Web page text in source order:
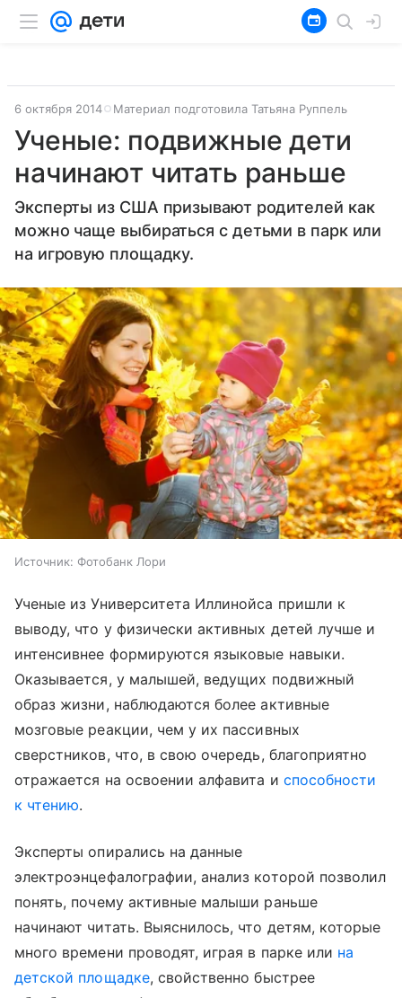
6 октября 2014 Материал подготовила Татьяна Руппель
Ученые: подвижные дети
начинают читать раньше
Эксперты из США призывают родителей как
можно чаще выбираться с детьми в парк или
на игровую площадку.
Источник: Фотобанк Лори
Ученые из Университета Иллинойса пришли к
выводу, что у физически активных детей лучше и
интенсивнее формируются языковые навыки.
Оказывается, у малышей, ведущих подвижный
образ жизни, наблюдаются более активные
мозговые реакции, чем у их пассивных
сверстников, что, в свою очередь, благоприятно
отражается на освоении алфавита и способности
к чтению.
Эксперты опирались на данные
электроэнцефалографии, анализ которой позволил
понять, почему активные малыши раньше
начинают читать. Выяснилось, что детям, которые
много времени проводят, играя в парке или на
детской площадке, свойственно быстрее